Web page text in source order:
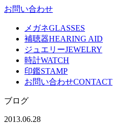
お問い合わせ
メガネGLASSES
補聴器HEARING AID
ジュエリーJEWELRY
時計WATCH
印鑑STAMP
お問い合わせCONTACT
ブログ
2013.06.28